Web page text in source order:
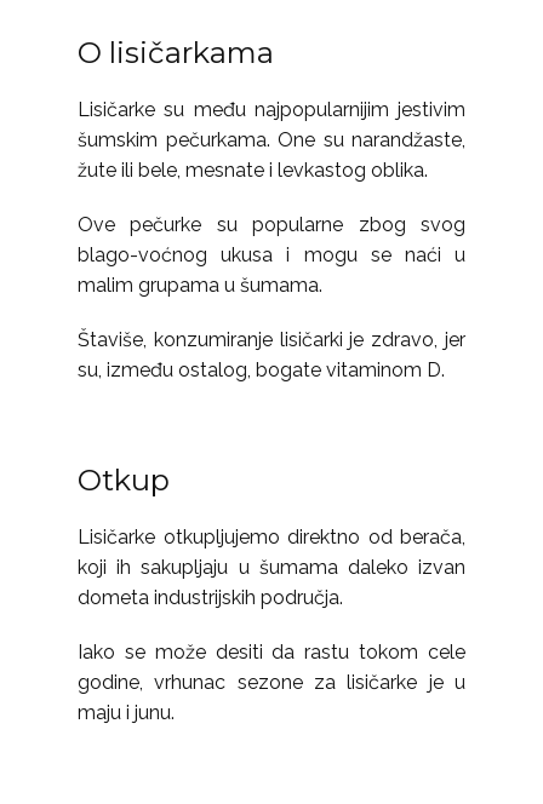
O lisičarkama
Lisičarke su među najpopularnijim jestivim
šumskim pečurkama. One su narandžaste,
žute ili bele, mesnate i levkastog oblika.
Ove pečurke su popularne zbog svog
blago-voćnog ukusa i mogu se naći u
malim grupama u šumama.
Štaviše, konzumiranje lisičarki je zdravo, jer
su, između ostalog, bogate vitaminom D.
Otkup
Lisičarke otkupljujemo direktno od berača,
koji ih sakupljaju u šumama daleko izvan
dometa industrijskih područja.
Iako se može desiti da rastu tokom cele
godine, vrhunac sezone za lisičarke je u
maju i junu.